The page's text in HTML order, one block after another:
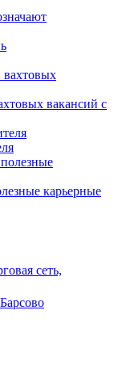
вакансий с
карьерные
сеть,